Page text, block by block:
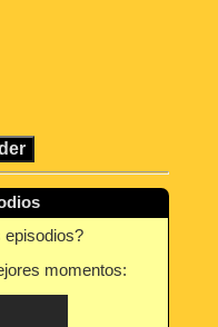
episodios?
momentos: